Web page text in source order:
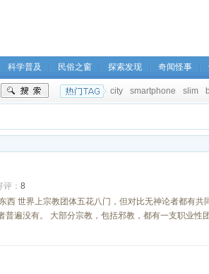
科学普及 民俗之窗 探索发现 奇闻怪事
city smartphone slim
评： 8
西 世界上宗教团体五花八门，但对比无神论者都有共
普遍没有。 大部分宗教，包括邪教，都有一支职业性